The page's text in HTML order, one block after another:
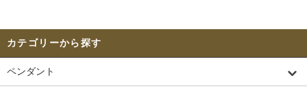
カテゴリーから探す
ペンダント